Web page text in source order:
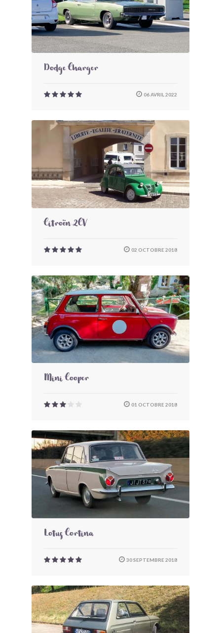
Dodge Charger
06 AVRIL 2022
Citroën 2CV
02 OCTOBRE 2018
Mini Cooper
01 OCTOBRE 2018
Lotus Cortina
30 SEPTEMBRE 2018